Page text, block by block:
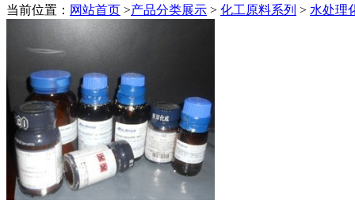
当前位置： 网站首页 >产品分类展示 > 化工原料系列 > 水处理